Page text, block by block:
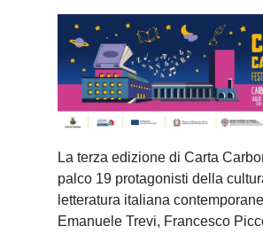
La terza edizione di Carta
palco 19 protagonisti della
letteratura italiana
Emanuele Trevi, Francesco